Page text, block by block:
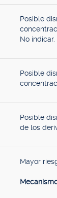
Posible
No indicar.
Posible
Posible
de los
Mayor